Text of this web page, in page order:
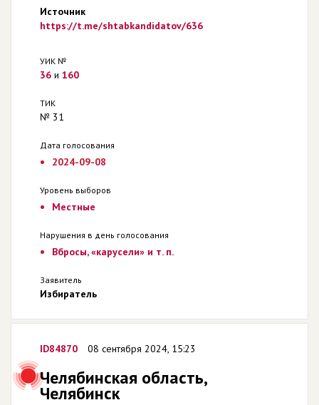
Источник
https://t.me/shtabkandidatov/636
УИК №
36 и 160
ТИК
№ 31
Дата голосования
2024-09-08
Уровень выборов
Местные
Нарушения в день голосования
Вбросы, «карусели» и т. п.
Заявитель
Избиратель
ID84870 08 сентября 2024, 15:23
Челябинская область,
Челябинск